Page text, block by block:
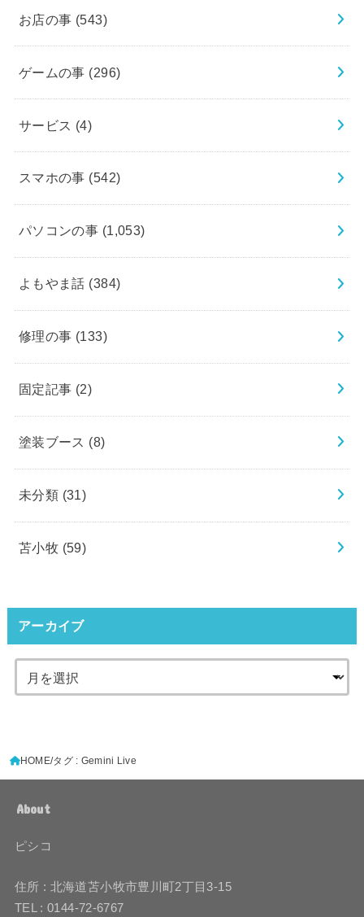
お店の事 (543)
ゲームの事 (296)
サービス (4)
スマホの事 (542)
パソコンの事 (1,053)
よもやま話 (384)
修理の事 (133)
固定記事 (2)
塗装ブース (8)
未分類 (31)
苫小牧 (59)
アーカイブ
HOME タグ : Gemini Live
About
ピシコ
住所 : 北海道苫小牧市豊川町2丁目3-15
TEL : 0144-72-6767